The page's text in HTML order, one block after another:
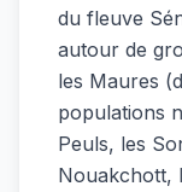
du fleuve
autour de
les Maures
populations
Peuls, les
Nouakchott,